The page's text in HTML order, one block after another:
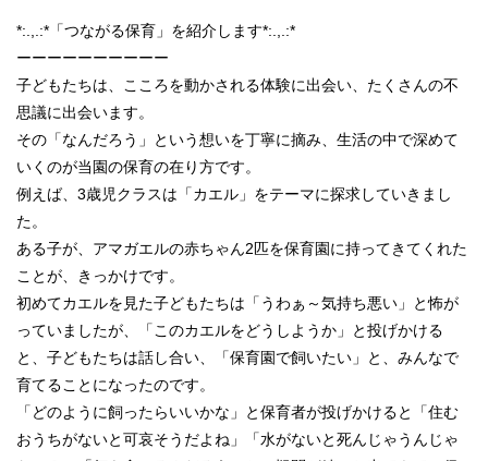
*:.,.:*「つながる保育」を紹介します*:.,.:*
ーーーーーーーーーー
子どもたちは、こころを動かされる体験に出会い、たくさんの不
思議に出会います。
その「なんだろう」という想いを丁寧に摘み、生活の中で深めて
いくのが当園の保育の在り方です。
例えば、3歳児クラスは「カエル」をテーマに探求していきまし
た。
ある子が、アマガエルの赤ちゃん2匹を保育園に持ってきてくれた
ことが、きっかけです。
初めてカエルを見た子どもたちは「うわぁ～気持ち悪い」と怖が
っていましたが、「このカエルをどうしようか」と投げかける
と、子どもたちは話し合い、「保育園で飼いたい」と、みんなで
育てることになったのです。
「どのように飼ったらいいかな」と保育者が投げかけると「住む
おうちがないと可哀そうだよね」「水がないと死んじゃうんじゃ